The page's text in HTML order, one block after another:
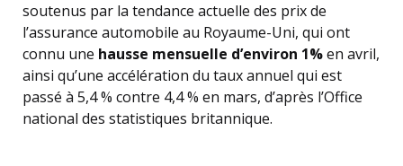
soutenus par la tendance actuelle des prix de
l’assurance automobile au Royaume-Uni, qui ont
connu une hausse mensuelle d’environ 1%en avril,
ainsi qu’une accélération du taux annuel qui est
passé à 5,4 % contre 4,4 % en mars, d’après l’Office
national des statistiques britannique.